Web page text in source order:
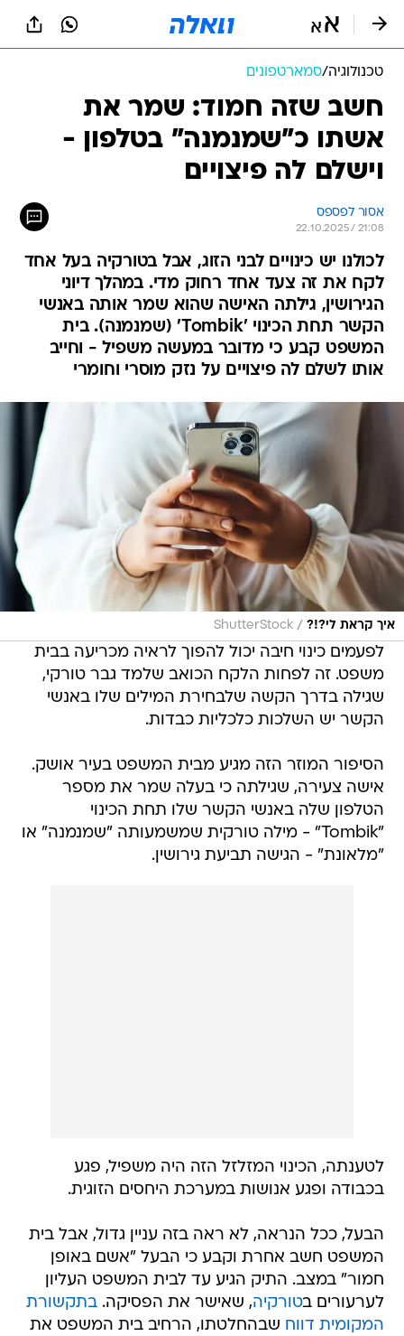
טכנולוגיה/סמארטפונים
חשב שזה חמוד: שמר את
אשתו כ"שמנמנה" בטלפון -
וישלם לה פיצויים
אסור לפספס
22.10.2025 / 21:08
לכולנו יש כינויים לבני הזוג, אבל בטורקיה בעל אחד
לקח את זה צעד אחד רחוק מדי. במהלך דיוני
הגירושין, גילתה האישה שהוא שמר אותה באנשי
הקשר תחת הכינוי 'Tombik' (שמנמנה). בית
המשפט קבע כי מדובר במעשה משפיל - וחייב
אותו לשלם לה פיצויים על נזק מוסרי וחומרי
איך קראת לי?!? /
ShutterStock
לפעמים כינוי חיבה יכול להפוך לראיה מכריעה בבית
משפט. זה לפחות הלקח הכואב שלמד גבר טורקי,
שגילה בדרך הקשה שלבחירת המילים שלו באנשי
הקשר יש השלכות כלכליות כבדות.
הסיפור המוזר הזה מגיע מבית המשפט בעיר אושק.
אישה צעירה, שגילתה כי בעלה שמר את מספר
הטלפון שלה באנשי הקשר שלו תחת הכינוי
"Tombik" - מילה טורקית שמשמעותה "שמנמנה" או
"מלאונת" - הגישה תביעת גירושין.
לטענתה, הכינוי המזלזל הזה היה משפיל, פגע
בכבודה ופגע אנושות במערכת היחסים הזוגית.
הבעל, ככל הנראה, לא ראה בזה עניין גדול, אבל בית
המשפט חשב אחרת וקבע כי הבעל "אשם באופן
חמור" במצב. התיק הגיע עד לבית המשפט העליון
לערעורים בטורקיה, שאישר את הפסיקה.בתקשורת
המקומית דווח שבהחלטתו, הרחיב בית המשפט את